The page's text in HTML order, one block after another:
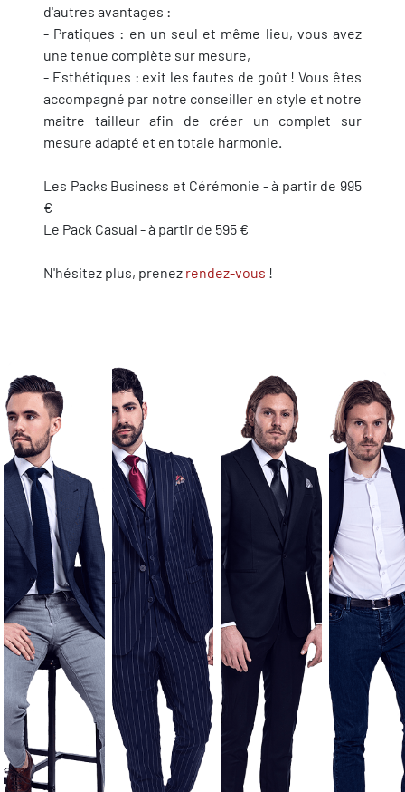
d'autres avantages :
- Pratiques : en un seul et même lieu, vous avez
une tenue complète sur mesure,
- Esthétiques : exit les fautes de goût ! Vous êtes
accompagné par notre conseiller en style et notre
maitre tailleur afin de créer un complet sur
mesure adapté et en totale harmonie.
Les Packs Business et Cérémonie - à partir de 995
€
Le Pack Casual - à partir de 595 €
N'hésitez plus, prenez rendez-vous !